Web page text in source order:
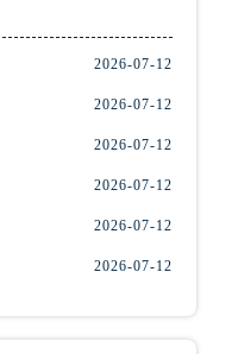
2026-07-12
2026-07-12
2026-07-12
2026-07-12
2026-07-12
2026-07-12